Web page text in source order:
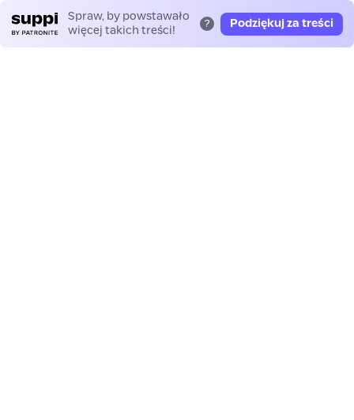
Spraw, by powstawało
więcej takich treści!
? Podziękuj za treści